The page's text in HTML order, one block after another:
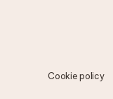
Cookie policy